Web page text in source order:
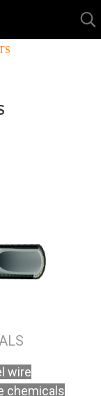
wire
chemicals